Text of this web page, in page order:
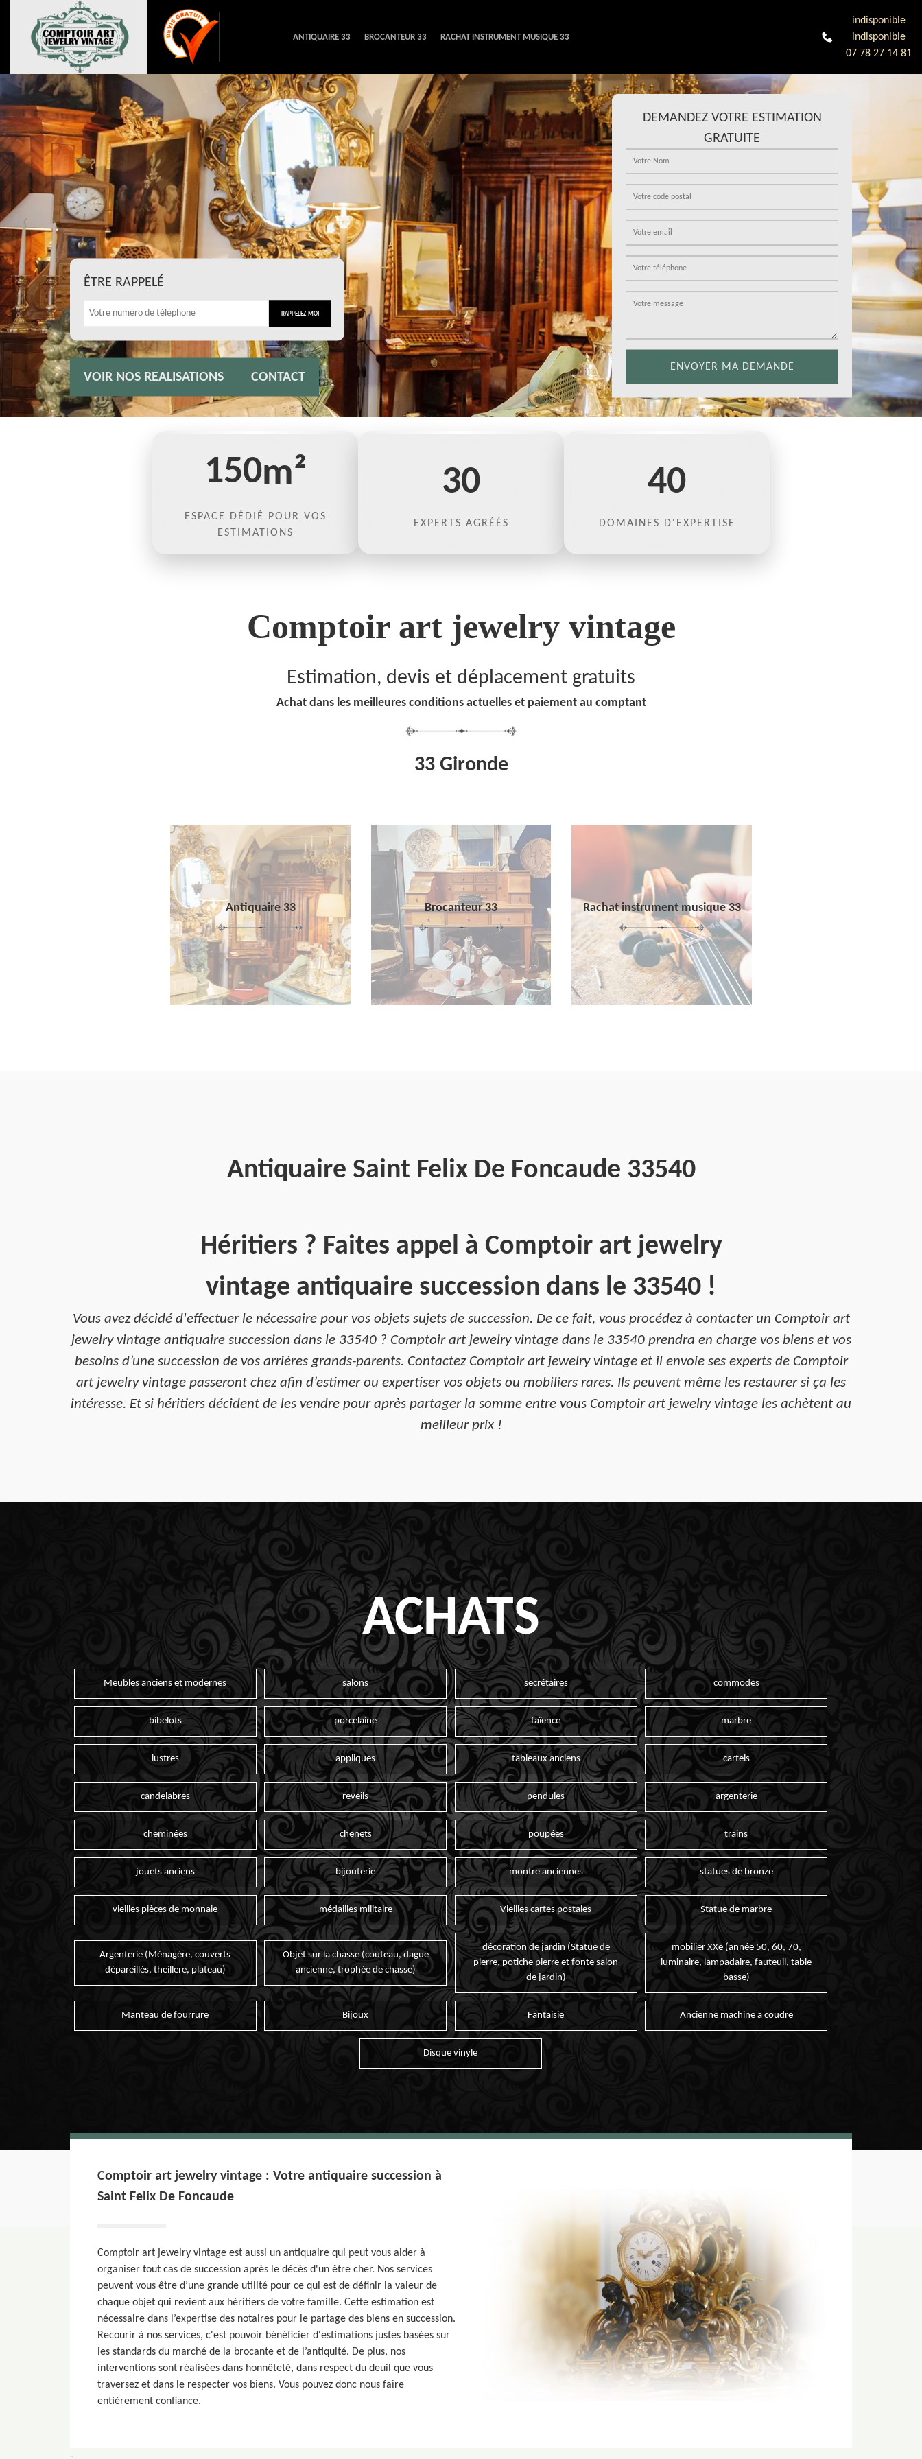
ANTIQUAIRE 33 BROCANTEUR 33 RACHAT INSTRUMENT MUSIQUE 33
indisponible
indisponible
07 78 27 14 81
ÊTRE RAPPELÉ
VOIR NOS REALISATIONS CONTACT
DEMANDEZ VOTRE ESTIMATION
GRATUITE
150m²
ESPACE DÉDIÉ POUR VOS
ESTIMATIONS
30
EXPERTS AGRÉÉS
40
DOMAINES D'EXPERTISE
Comptoir art jewelry vintage
Estimation, devis et déplacement gratuits
Achat dans les meilleures conditions actuelles et paiement au comptant
33 Gironde
Antiquaire 33 Brocanteur 33 Rachat instrument musique 33
Antiquaire Saint Felix De Foncaude 33540
Héritiers ? Faites appel à Comptoir art jewelry
vintage antiquaire succession dans le 33540 !
Vous avez décidé d'effectuer le nécessaire pour vos objets sujets de succession. De ce fait, vous procédez à contacter un Comptoir art
jewelry vintage antiquaire succession dans le 33540 ? Comptoir art jewelry vintage dans le 33540 prendra en charge vos biens et vos
besoins d’une succession de vos arrières grands-parents. Contactez Comptoir art jewelry vintage et il envoie ses experts de Comptoir
art jewelry vintage passeront chez afin d’estimer ou expertiser vos objets ou mobiliers rares. Ils peuvent même les restaurer si ça les
intéresse. Et si héritiers décident de les vendre pour après partager la somme entre vous Comptoir art jewelry vintage les achètent au
meilleur prix !
ACHATS
Meubles anciens et modernes salons secrétaires commodes
bibelots porcelaine faïence marbre
lustres appliques tableaux anciens cartels
candelabres reveils pendules argenterie
cheminées chenets poupées trains
jouets anciens bijouterie montre anciennes statues de bronze
vieilles pièces de monnaie médailles militaire Vieilles cartes postales Statue de marbre
Argenterie (Ménagère, couverts
dépareillés, theillere, plateau)
Objet sur la chasse (couteau, dague
ancienne, trophée de chasse)
décoration de jardin (Statue de
pierre, potiche pierre et fonte salon
de jardin)
mobilier XXe (année 50, 60, 70,
luminaire, lampadaire, fauteuil, table
basse)
Manteau de fourrure Bijoux Fantaisie Ancienne machine a coudre
Disque vinyle
Comptoir art jewelry vintage : Votre antiquaire succession à
Saint Felix De Foncaude
Comptoir art jewelry vintage est aussi un antiquaire qui peut vous aider à
organiser tout cas de succession après le décès d'un être cher. Nos services
peuvent vous être d’une grande utilité pour ce qui est de définir la valeur de
chaque objet qui revient aux héritiers de votre famille. Cette estimation est
nécessaire dans l’expertise des notaires pour le partage des biens en succession.
Recourir à nos services, c'est pouvoir bénéficier d'estimations justes basées sur
les standards du marché de la brocante et de l’antiquité. De plus, nos
interventions sont réalisées dans honnêteté, dans respect du deuil que vous
traversez et dans le respecter vos biens. Vous pouvez donc nous faire
entièrement confiance.
-